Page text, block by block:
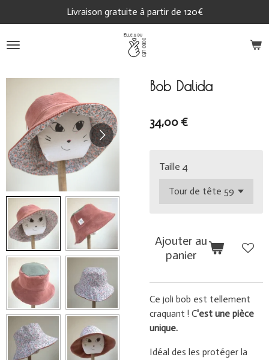
au
contenu
Livraison gratuite à partir de 120€
Bob Dalida
34,00 €
Taille 4
Ajouter au
panier
Ce joli bob est tellement
craquant ! C'est une pièce
unique.
Idéal des les protéger la